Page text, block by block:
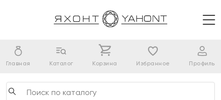
Главная Каталог Корзина Избранное Профиль